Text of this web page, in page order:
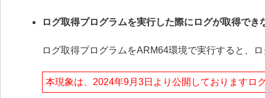
ログ取得プログラムを実行した際にログが取得でき
ログ取得プログラムをARM64環境で実行すると、
本現象は、2024年9月3日より公開しておりますロ